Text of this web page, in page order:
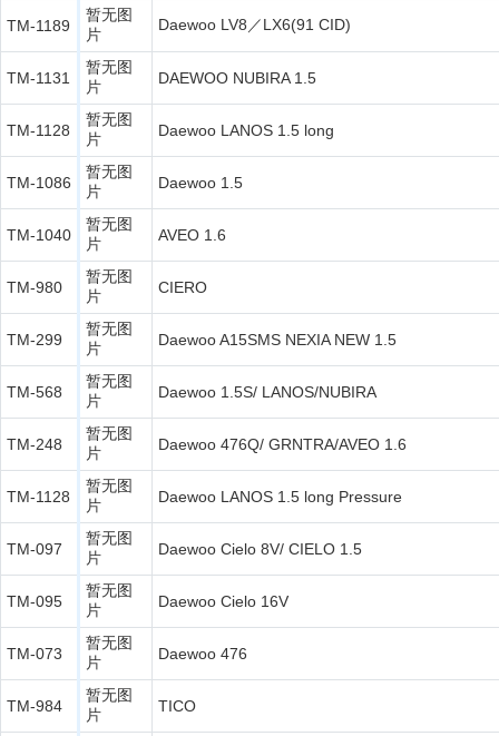
TM-1189
暂无图
片
Daewoo LV8／LX6(91 CID)
TM-1131
暂无图
片
DAEWOO NUBIRA 1.5
TM-1128
暂无图
片
Daewoo LANOS 1.5 long
TM-1086
暂无图
片
Daewoo 1.5
TM-1040
暂无图
片
AVEO 1.6
TM-980
暂无图
片
CIERO
TM-299
暂无图
片
Daewoo A15SMS NEXIA NEW 1.5
TM-568
暂无图
片
Daewoo 1.5S/ LANOS/NUBIRA
TM-248
暂无图
片
Daewoo 476Q/ GRNTRA/AVEO 1.6
TM-1128
暂无图
片
Daewoo LANOS 1.5 long Pressure
TM-097
暂无图
片
Daewoo Cielo 8V/ CIELO 1.5
TM-095
暂无图
片
Daewoo Cielo 16V
TM-073
暂无图
片
Daewoo 476
TM-984
暂无图
片
TICO